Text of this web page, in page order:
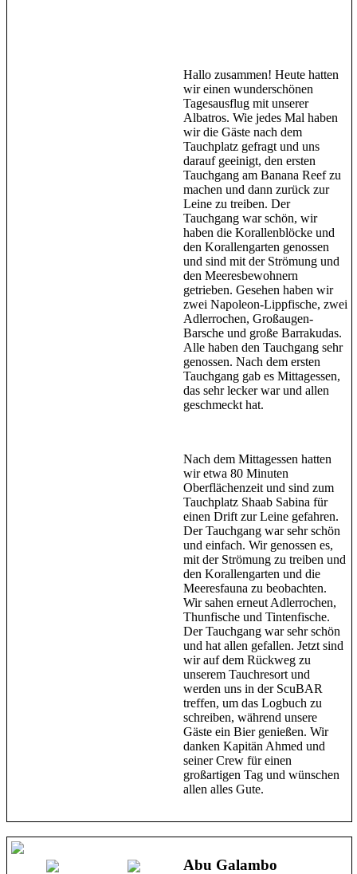
Hallo zusammen! Heute hatten
wir einen wunderschönen
Tagesausflug mit unserer
Albatros. Wie jedes Mal haben
wir die Gäste nach dem
Tauchplatz gefragt und uns
darauf geeinigt, den ersten
Tauchgang am Banana Reef zu
machen und dann zurück zur
Leine zu treiben. Der
Tauchgang war schön, wir
haben die Korallenblöcke und
den Korallengarten genossen
und sind mit der Strömung und
den Meeresbewohnern
getrieben. Gesehen haben wir
zwei Napoleon-Lippfische, zwei
Adlerrochen, Großaugen-
Barsche und große Barrakudas.
Alle haben den Tauchgang sehr
genossen. Nach dem ersten
Tauchgang gab es Mittagessen,
das sehr lecker war und allen
geschmeckt hat.
Nach dem Mittagessen hatten
wir etwa 80 Minuten
Oberflächenzeit und sind zum
Tauchplatz Shaab Sabina für
einen Drift zur Leine gefahren.
Der Tauchgang war sehr schön
und einfach. Wir genossen es,
mit der Strömung zu treiben und
den Korallengarten und die
Meeresfauna zu beobachten.
Wir sahen erneut Adlerrochen,
Thunfische und Tintenfische.
Der Tauchgang war sehr schön
und hat allen gefallen. Jetzt sind
wir auf dem Rückweg zu
unserem Tauchresort und
werden uns in der ScuBAR
treffen, um das Logbuch zu
schreiben, während unsere
Gäste ein Bier genießen. Wir
danken Kapitän Ahmed und
seiner Crew für einen
großartigen Tag und wünschen
allen alles Gute.
Abu Galambo